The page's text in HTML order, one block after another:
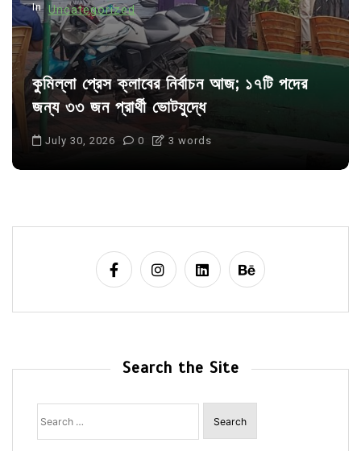
In Uncategorized
কুমিল্লা প্রেস ক্লাবের নির্বাচন আজ; ১৭টি পদের
জন্য ৩৩ জন প্রার্থী ভোটযুদ্ধে
July 30, 2026 0 3 words
Search the Site
Search
for: